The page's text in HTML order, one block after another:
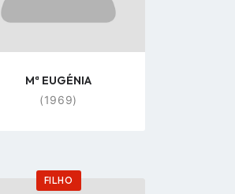
Mª EUGÉNIA
(1969)
FILHO
Go